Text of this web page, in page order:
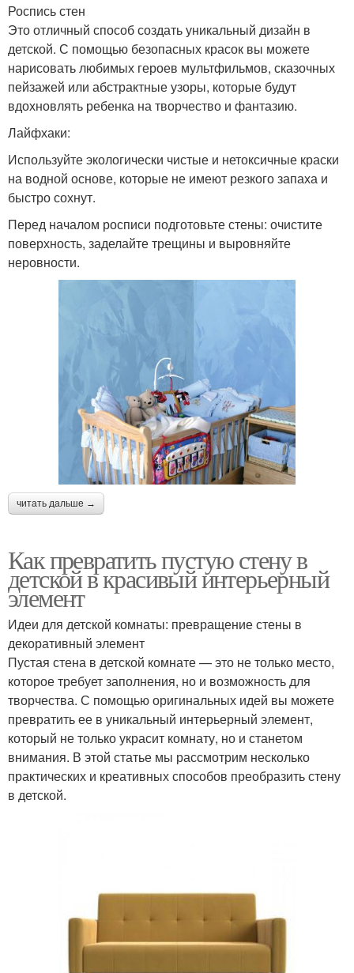
Роспись стен
Это отличный способ создать уникальный дизайн в
детской. С помощью безопасных красок вы можете
нарисовать любимых героев мультфильмов, сказочных
пейзажей или абстрактные узоры, которые будут
вдохновлять ребенка на творчество и фантазию.
Лайфхаки:
Используйте экологически чистые и нетоксичные краски
на водной основе, которые не имеют резкого запаха и
быстро сохнут.
Перед началом росписи подготовьте стены: очистите
поверхность, заделайте трещины и выровняйте
неровности.
читать дальше →
Как превратить пустую стену в
детской в красивый интерьерный
элемент
Идеи для детской комнаты: превращение стены в
декоративный элемент
Пустая стена в детской комнате — это не только место,
которое требует заполнения, но и возможность для
творчества. С помощью оригинальных идей вы можете
превратить ее в уникальный интерьерный элемент,
который не только украсит комнату, но и станетом
внимания. В этой статье мы рассмотрим несколько
практических и креативных способов преобразить стену
в детской.